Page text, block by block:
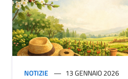
NOTIZIE 13 GENNAIO 2026